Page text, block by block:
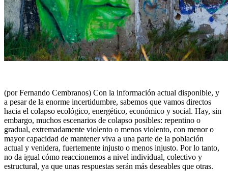
(por Fernando Cembranos) Con la información actual disponible, y
a pesar de la enorme incertidumbre, sabemos que vamos directos
hacia el colapso ecológico, energético, económico y social. Hay, sin
embargo, muchos escenarios de colapso posibles: repentino o
gradual, extremadamente violento o menos violento, con menor o
mayor capacidad de mantener viva a una parte de la población
actual y venidera, fuertemente injusto o menos injusto. Por lo tanto,
no da igual cómo reaccionemos a nivel individual, colectivo y
estructural, ya que unas respuestas serán más deseables que otras.